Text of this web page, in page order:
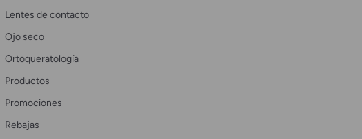
Lentes de contacto
Ojo seco
Ortoqueratología
Productos
Promociones
Rebajas